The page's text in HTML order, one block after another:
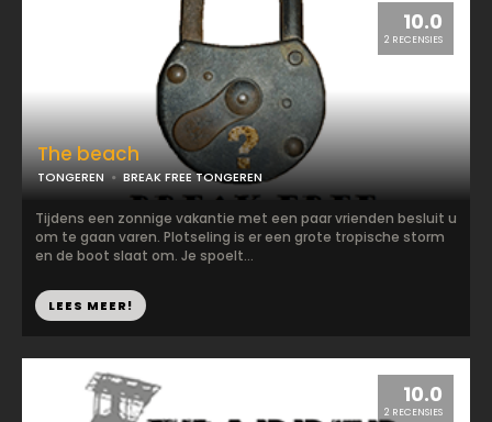
10.0
2 RECENSIES
10.0
2 RECENSIES
The beach
TONGEREN BREAK FREE TONGEREN
Tijdens een zonnige vakantie met een paar vrienden besluit u
om te gaan varen. Plotseling is er een grote tropische storm
en de boot slaat om. Je spoelt...
LEES MEER!